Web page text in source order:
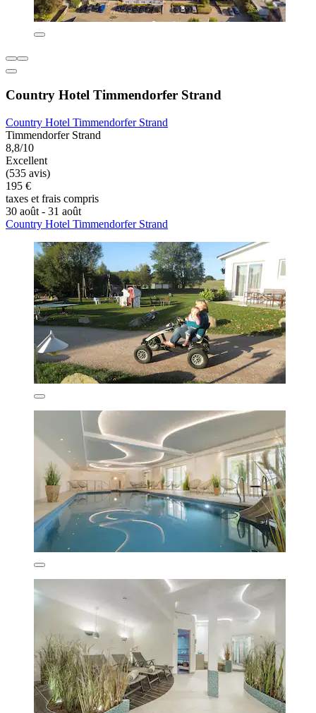
Country Hotel Timmendorfer Strand
Country Hotel Timmendorfer Strand
Timmendorfer Strand
8,8/10
Excellent
(535 avis)
195 €
taxes et frais compris
30 août - 31 août
Country Hotel Timmendorfer Strand